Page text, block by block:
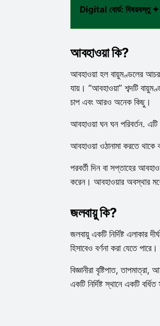
Digital বোর্ড: বিষয়বস্তু ✦
আবহাওয়া কি?
আবহাওয়া হল বায়ুমণ্ডলের আচরণ
যায়। “আবহাওয়া” শব্দটি
চাপ এবং আরও অনেক কিছু।
আবহাওয়া ঘন ঘন পরিবর্তন. এটি
আবহাওয়া ওঠানামা করতে থাকে
পরবর্তী দিন বা সপ্তাহের
করেন। আবহাওয়ার অবস্থার
জলবায়ু কি?
জলবায়ু একটি নির্দিষ্ট এলাকার
হিসাবেও বর্ণনা করা যেতে পারে।
বিজ্ঞানীরা বৃষ্টিপাত,
একটি নির্দিষ্ট স্থানে একটি